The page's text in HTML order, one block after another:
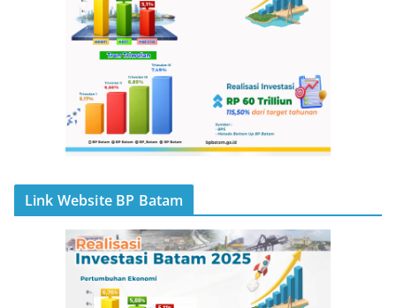
Link Website BP Batam